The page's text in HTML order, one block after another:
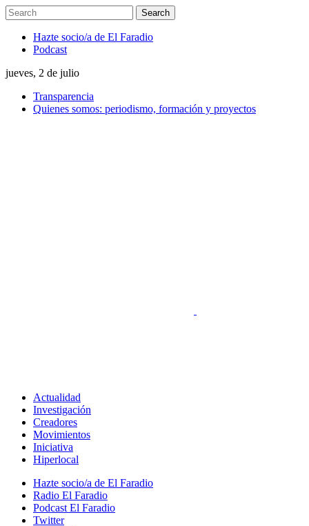
Hazte socio/a de El Faradio
Podcast
jueves, 2 de julio
Transparencia
Quienes somos: periodismo, formación y proyectos
Actualidad
Investigación
Creadores
Movimientos
Iniciativa
Hiperlocal
Hazte socio/a de El Faradio
Radio El Faradio
Podcast El Faradio
Twitter